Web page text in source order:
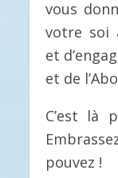
vous
votre soi
et
et de
C’est là
pouvez !